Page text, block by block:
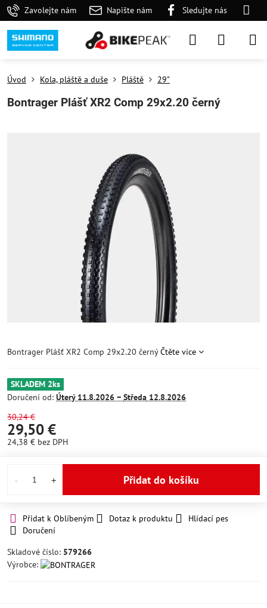
Zavolejte nám Napište nám Sledujte nás
Úvod Kola, pláště a duše Pláště 29"
Bontrager Plášť XR2 Comp 29x2.20 černý
Bontrager Plášť XR2 Comp 29x2.20 černýČtěte více
SKLADEM 2ks
Doručení od: Úterý11.8.2026 − Středa 12.8.2026
30,24 €
29,50 €
24,38 € bez DPH
Přidat do košíku
Přidat k Oblíbeným Dotaz k produktu
Hlídací pes
Doručení
Skladové číslo: 579266
Výrobce: